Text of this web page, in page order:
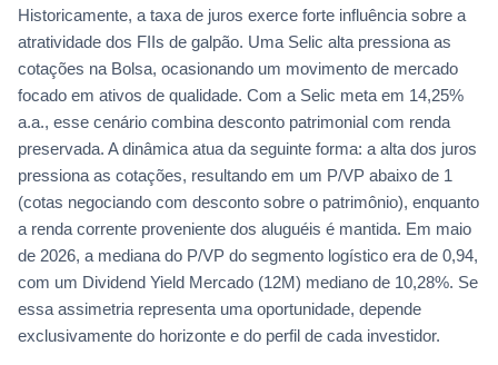
Historicamente, a taxa de juros exerce forte influência sobre a
atratividade dos FIIs de galpão. Uma Selic alta pressiona as
cotações na Bolsa, ocasionando um movimento de mercado
focado em ativos de qualidade. Com a Selic meta em 14,25%
a.a., esse cenário combina desconto patrimonial com renda
preservada. A dinâmica atua da seguinte forma: a alta dos juros
pressiona as cotações, resultando em um P/VP abaixo de 1
(cotas negociando com desconto sobre o patrimônio), enquanto
a renda corrente proveniente dos aluguéis é mantida. Em maio
de 2026, a mediana do P/VP do segmento logístico era de 0,94,
com um Dividend Yield Mercado (12M) mediano de 10,28%. Se
essa assimetria representa uma oportunidade, depende
exclusivamente do horizonte e do perfil de cada investidor.